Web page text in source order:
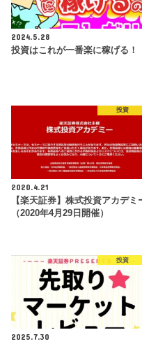
2024.5.28
投資はこれが一番楽に稼げる！
投資
2020.4.21
【楽天証券】株式投資アカデミ
（2020年4月29日開催）
投資
2025.7.30